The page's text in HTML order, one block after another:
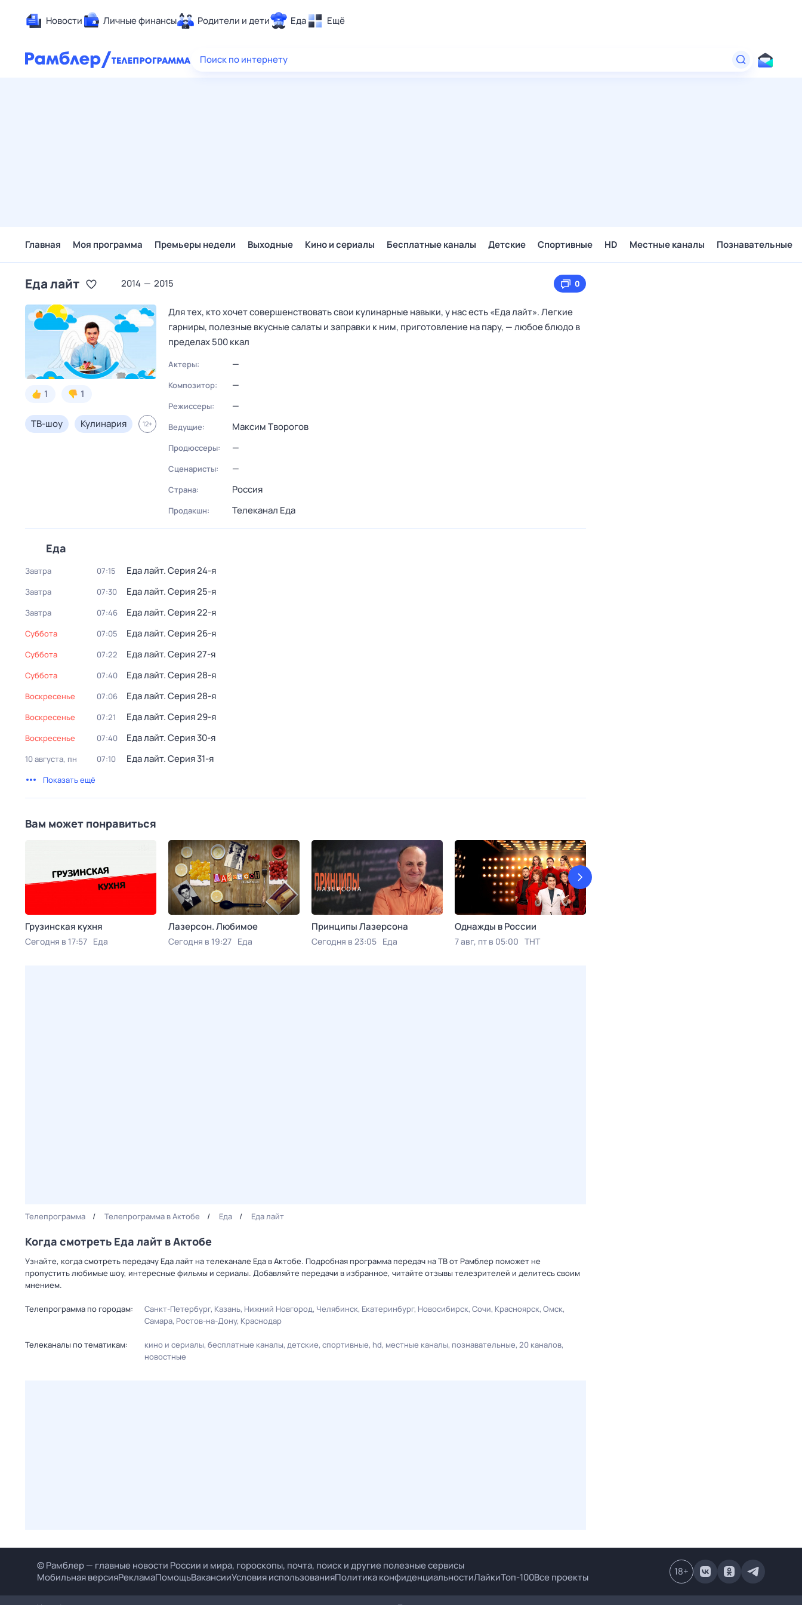
Новости Личные финансы Родители и дети Еда Ещё
Здоровье
Поиск по интернету
Главная Моя программа Премьеры недели Выходные Кино и сериалы Бесплатные каналы Детские Спортивные HD Местные каналы Познавательные
Еда лайт 2014 — 2015 0
1 1
ТВ-шоу Кулинария 12+
Для тех, кто хочет совершенствовать свои кулинарные навыки, у нас есть «Еда лайт». Легкие
гарниры, полезные вкусные салаты и заправки к ним, приготовление на пару, — любое блюдо в
пределах 500 ккал
Актеры: —
Композитор: —
Режиссеры: —
Ведущие: Максим Творогов
Продюссеры: —
Сценаристы: —
Страна: Россия
Продакшн: Телеканал Еда
Еда
Завтра 07:15 Еда лайт. Серия 24-я
Завтра 07:30 Еда лайт. Серия 25-я
Завтра 07:46 Еда лайт. Серия 22-я
суббота 07:05 Еда лайт. Серия 26-я
суббота 07:22 Еда лайт. Серия 27-я
суббота 07:40 Еда лайт. Серия 28-я
воскресенье 07:06 Еда лайт. Серия 28-я
воскресенье 07:21 Еда лайт. Серия 29-я
воскресенье 07:40 Еда лайт. Серия 30-я
10 августа, пн 07:10 Еда лайт. Серия 31-я
Показать ещё
Вам может понравиться
Грузинская кухня
Сегодня в 17:57 Еда
Лазерсон. Любимое
Сегодня в 19:27 Еда
Принципы Лазерсона
Сегодня в 23:05 Еда
Однажды в России
7 авг, пт в 05:00 ТНТ
Телепрограмма Телепрограмма в Актобе Еда Еда лайт
Когда смотреть Еда лайт в Актобе
Узнайте, когда смотреть передачу Еда лайт на телеканале Еда в Актобе. Подробная программа передач на ТВ от Рамблер поможет не
пропустить любимые шоу, интересные фильмы и сериалы. Добавляйте передачи в избранное, читайте отзывы телезрителей и делитесь своим
мнением.
Телепрограмма по городам: Санкт-Петербург Казань Нижний Новгород Челябинск Екатеринбург Новосибирск Сочи Красноярск Омск
Самара Ростов-на-Дону Краснодар
Телеканалы по тематикам: кино и сериалы бесплатные каналы детские спортивные hd местные каналы познавательные 20 каналов
новостные
© Рамблер — главные новости России и мира, гороскопы, почта, поиск и другие полезные сервисы
Мобильная версияРекламаПомощьВакансииУсловия использованияПолитика конфиденциальностиЛайкиТоп-100Все проекты 18+